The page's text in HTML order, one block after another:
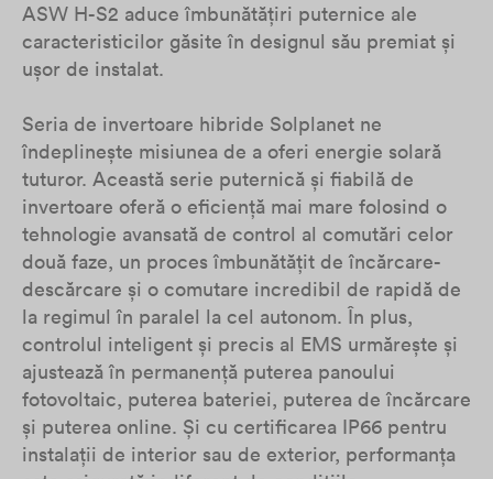
ASW H-S2 aduce îmbunătățiri puternice ale
caracteristicilor găsite în designul său premiat și
ușor de instalat.
Seria de invertoare hibride Solplanet ne
îndeplinește misiunea de a oferi energie solară
tuturor. Această serie puternică și fiabilă de
invertoare oferă o eficiență mai mare folosind o
tehnologie avansată de control al comutări celor
două faze, un proces îmbunătățit de încărcare-
descărcare și o comutare incredibil de rapidă de
la regimul în paralel la cel autonom. În plus,
controlul inteligent și precis al EMS urmărește și
ajustează în permanență puterea panoului
fotovoltaic, puterea bateriei, puterea de încărcare
și puterea online. Și cu certificarea IP66 pentru
instalații de interior sau de exterior, performanța